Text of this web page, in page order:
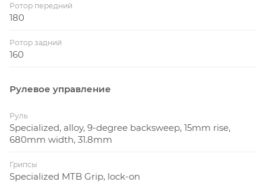
Ротор передний
180
Ротор задний
160
Рулевое управление
Руль
Specialized, alloy, 9-degree backsweep, 15mm rise,
680mm width, 31.8mm
Грипсы
Specialized MTB Grip, lock-on